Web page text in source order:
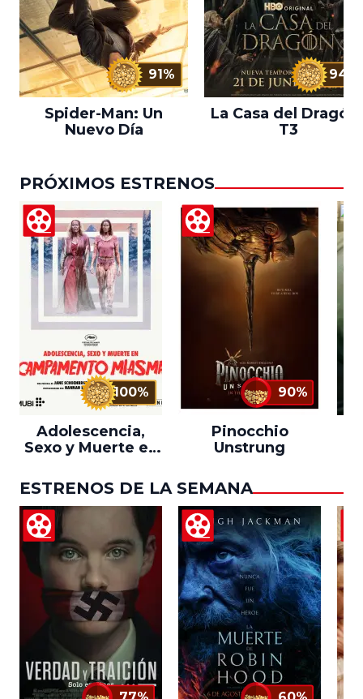
91%
Spider-Man: Un
Nuevo Día
94%
La Casa del Dragón
T3
PRÓXIMOS ESTRENOS
100%
Adolescencia,
Sexo y Muerte en
Miasma
90%
Pinocchio
Unstrung
ESTRENOS DE LA SEMANA